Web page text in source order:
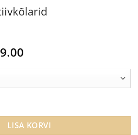
€295.00
through
kogus
LISA KORVI